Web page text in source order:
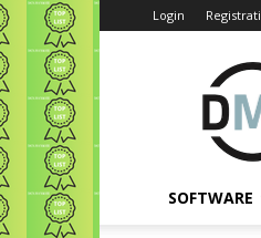
Login Registrati
SOFTWARE